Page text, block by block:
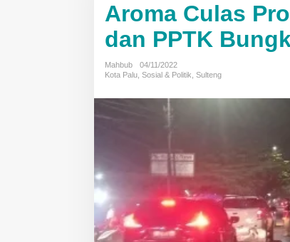
Aroma Culas
dan PPTK
Mahbub
04/11/2022
Kota Palu Sosial & Politik Sulteng